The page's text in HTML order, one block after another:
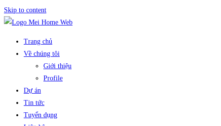
Skip to content
Trang chủ
Về chúng tôi
Giới thiệu
Profile
Dự án
Tin tức
Tuyển dụng